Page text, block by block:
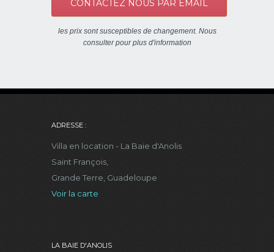
CONTACTEZ NOUS PAR EMAIL
les prix sont susceptibles de changement. Nous
consulter pour plus d'information
ADRESSE :
Villa en location - La Baie d'Anolis
Saint François,
Grande Terre, Guadeloupe
Voir la carte
LA BAIE D'ANOLIS